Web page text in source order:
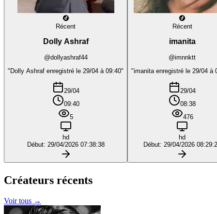
Récent
Dolly Ashraf
@dollyashraf44
"Dolly Ashraf enregistré le 29/04 à 09:40"
29/04
09:40
5
hd
Début: 29/04/2026 07:38:38
Récent
imanita
@imnnktt
"imanita enregistré le 29/04 à
29/04
08:38
476
hd
Début: 29/04/2026
Créateurs récents
Voir tous →